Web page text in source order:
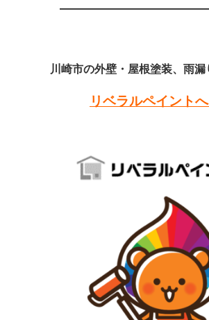
川崎市の外壁・屋根塗装、雨漏
リベラルペイントへ